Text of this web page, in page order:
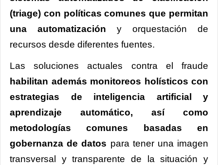
(triage) con políticas comunes que permitan
una automatización y orquestación de
recursos desde diferentes fuentes.
Las soluciones actuales contra el fraude
habilitan además monitoreos holísticos con
estrategias de inteligencia artificial y
aprendizaje automático, así como
metodologías comunes basadas en
gobernanza de datos para tener una imagen
transversal y transparente de la situación y